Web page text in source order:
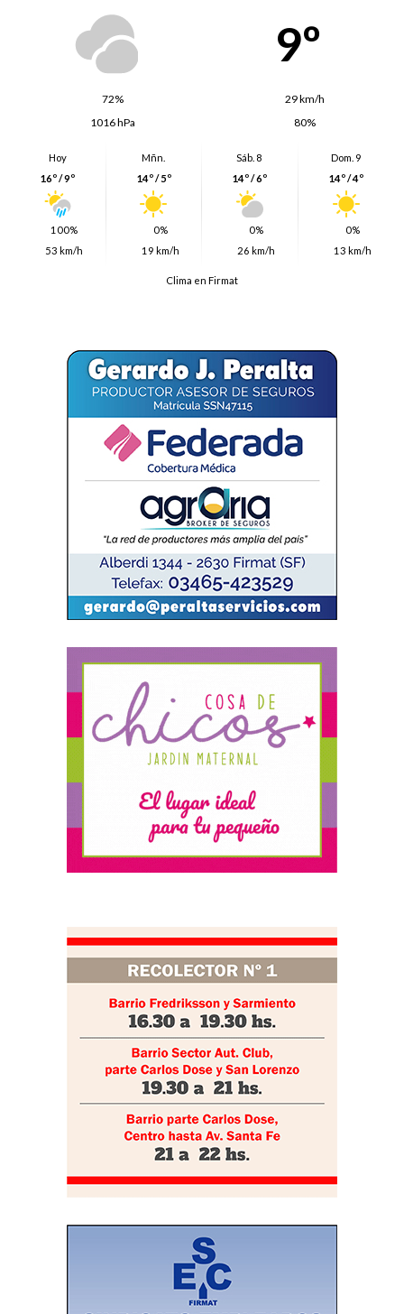
9º
72%
29 km/h
1016 hPa
80%
Hoy
16º / 9º
100%
53 km/h
Mñn.
14º / 5º
0%
19 km/h
Sáb. 8
14º / 6º
0%
26 km/h
Dom. 9
14º / 4º
0%
13 km/h
Clima en Firmat